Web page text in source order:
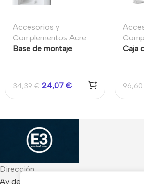
Accesorios y
Complementos Acre
Base de montaje
detectores PDM-I12 /
PDM-IXA12
34,39€ 24,07 €
Caja
96,60
Dirección:
Av de Francia 234 Local - CP 17840